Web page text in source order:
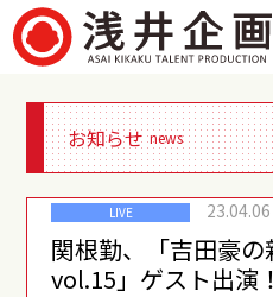
お知らせ news
LIVE 23.04.06
関根勤、「吉田豪の
vol.15」ゲスト出演！